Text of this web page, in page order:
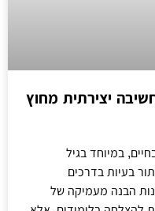
חשיבה יצירתית מחוץ
במיוחד בגיל
בעיות בדרכים
הבנה מעמיקה של